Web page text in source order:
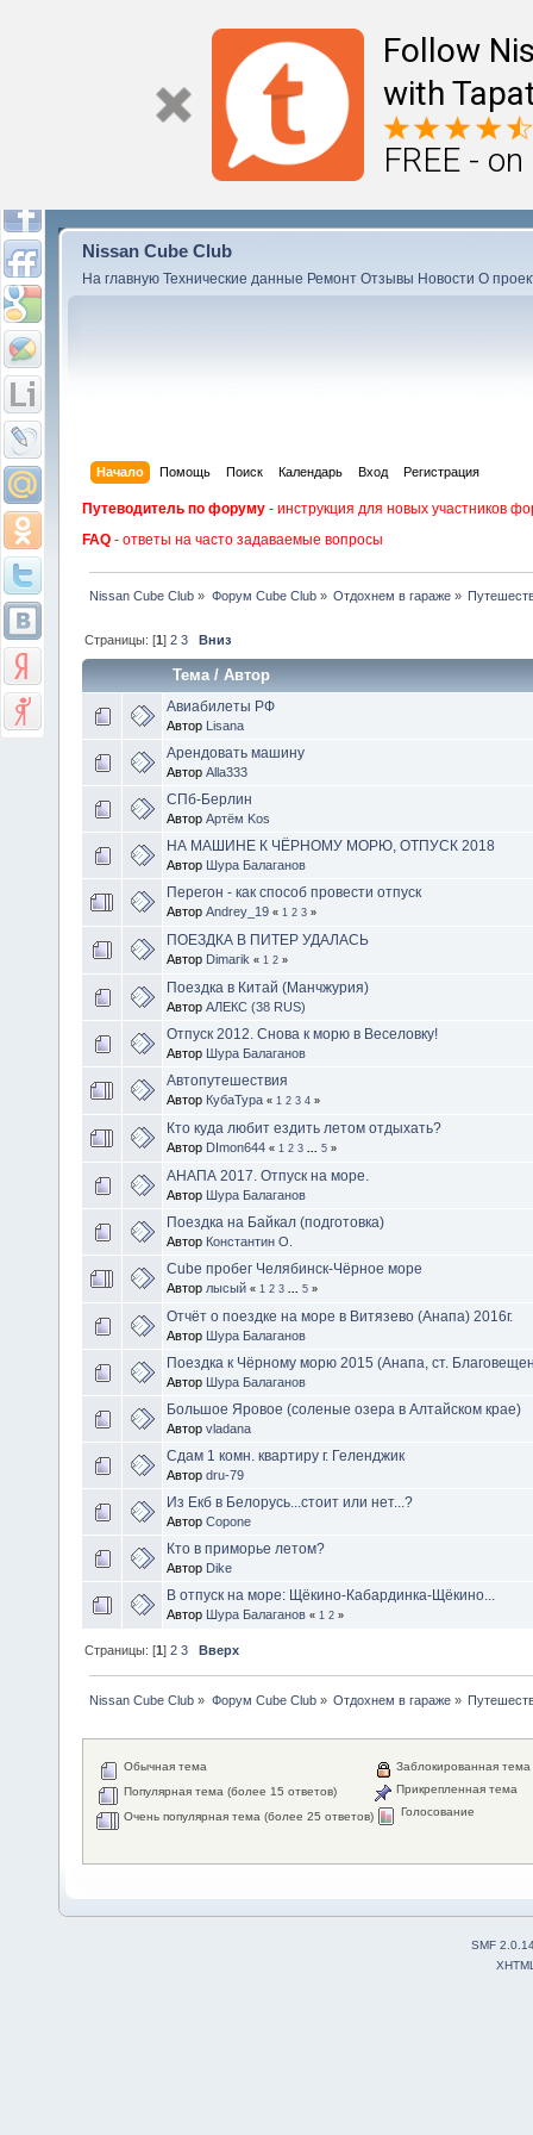
Follow
with
FREE -
Nissan Cube Club
На главную Технические данные Ремонт Отзывы Новости О
Начало Помощь Поиск Календарь Вход Регистрация
Путеводитель по форуму - инструкция для новых участников
FAQ - ответы на часто задаваемые вопросы
Nissan Cube Club » Форум Cube Club» Отдохнем в гараже»
Страницы: [1]2 3 Вниз
Тема/Автор
Авиабилеты РФ
Автор Lisana
Арендовать машину
Автор Alla333
СПб-Берлин
Автор Артём Kos
НА МАШИНЕ К ЧЁРНОМУ МОРЮ, ОТПУСК 2018
Автор Шура Балаганов
Перегон - как способ провести отпуск
Автор Andrey_19 « 1 2 3 »
ПОЕЗДКА В ПИТЕР УДАЛАСЬ
Автор Dimarik « 1 2 »
Поездка в Китай (Манчжурия)
Автор АЛЕКС (38 RUS)
Отпуск 2012. Снова к морю в Веселовку!
Автор Шура Балаганов
Автопутешествия
Автор КубаТура « 1 2 3 4 »
Кто куда любит ездить летом отдыхать?
Автор DImon644 « 1 2 3 5 »
АНАПА 2017. Отпуск на море.
Автор Шура Балаганов
Поездка на Байкал (подготовка)
Автор Константин О.
Cube пробег Челябинск-Чёрное море
Автор лысый « 1 2 3 5 »
Отчёт о поездке на море в Витязево (Анапа) 2016г.
Автор Шура Балаганов
Поездка к Чёрному морю 2015 (Анапа, ст.
Автор Шура Балаганов
Большое Яровое (соленые озера в Алтайском крае)
Автор vladana
Сдам 1 комн. квартиру г. Геленджик
Автор dru-79
Из Екб в Белорусь...стоит или нет...?
Автор Copone
Кто в приморье летом?
Автор Dike
В отпуск на море: Щёкино-Кабардинка-Щёкино...
Автор Шура Балаганов « 1 2 »
Страницы: [1]2 3 Вверх
Nissan Cube Club » Форум Cube Club» Отдохнем в гараже»
Обычная тема
Популярная тема (более 15 ответов)
Очень популярная тема (более 25 ответов)
Заблокированная тема
Прикрепленная тема
Голосование
SMF